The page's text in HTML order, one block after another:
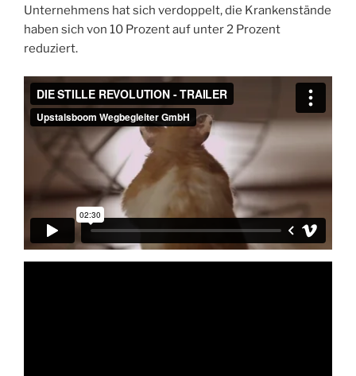
Unternehmens hat sich verdoppelt, die Krankenstände
haben sich von 10 Prozent auf unter 2 Prozent
reduziert.